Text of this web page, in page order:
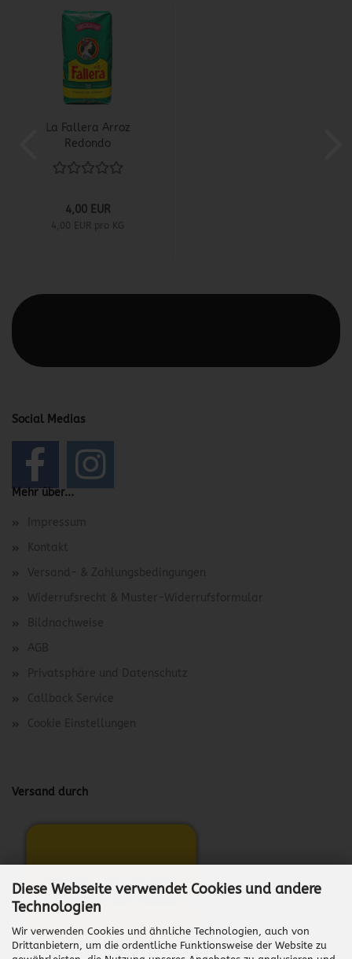
Diese Webseite verwendet Cookies und andere
Technologien
Wir verwenden Cookies und ähnliche Technologien, auch von
Drittanbietern, um die ordentliche Funktionsweise der Website zu
La Fallera Arroz
Redondo
4,00 EUR
4,00 EUR pro KG
Social Medias
Mehr über...
Impressum
Kontakt
Versand- & Zahlungsbedingungen
Widerrufsrecht & Muster-Widerrufsformular
Bildnachweise
AGB
Privatsphäre und Datenschutz
Callback Service
Cookie Einstellungen
Versand durch